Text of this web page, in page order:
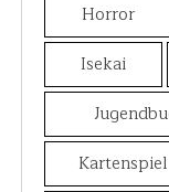
Horror
Isekai
Kartenspiel